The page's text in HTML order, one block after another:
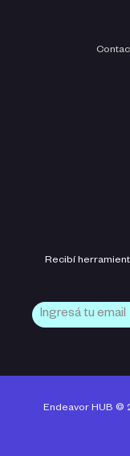
Recibí
Endeavor HUB ©